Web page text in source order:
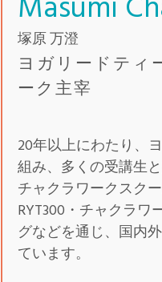
塚原 万澄
ヨガリードティ
ーク主宰
20年以上にわたり、
組み、多くの受講生
チャクラワークスク
RYT300・チャクラ
グなどを通じ、国内
ています。